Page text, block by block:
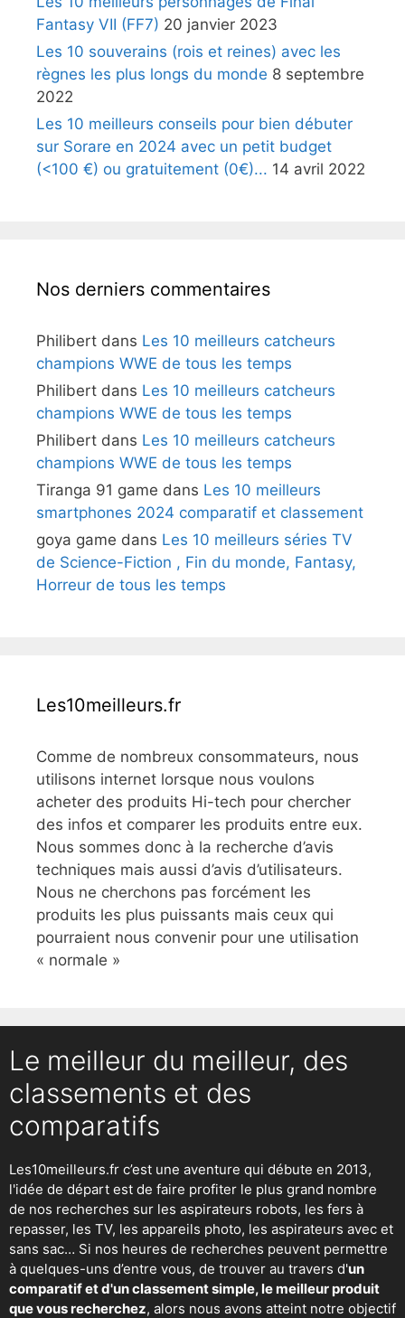
Fantasy VII (FF7) 20 janvier 2023
Les 10 souverains (rois et reines) avec les
règnes les plus longs du monde 8 septembre
2022
Les 10 meilleurs conseils pour bien débuter
sur Sorare en 2024 avec un petit budget
(<100 €) ou gratuitement (0€)... 14 avril 2022
Nos derniers commentaires
Philibert dans Les 10 meilleurs catcheurs
champions WWE de tous les temps
Philibert dans Les 10 meilleurs catcheurs
champions WWE de tous les temps
Philibert dans Les 10 meilleurs catcheurs
champions WWE de tous les temps
Tiranga 91 game dans Les 10 meilleurs
smartphones 2024 comparatif et classement
goya game dans Les 10 meilleurs séries TV
de Science-Fiction , Fin du monde, Fantasy,
Horreur de tous les temps
Les10meilleurs.fr
Comme de nombreux consommateurs, nous
utilisons internet lorsque nous voulons
acheter des produits Hi-tech pour chercher
des infos et comparer les produits entre eux.
Nous sommes donc à la recherche d’avis
techniques mais aussi d’avis d’utilisateurs.
Nous ne cherchons pas forcément les
produits les plus puissants mais ceux qui
pourraient nous convenir pour une utilisation
« normale »
Le meilleur du meilleur, des
classements et des
comparatifs
Les10meilleurs.fr c’est une aventure qui débute en 2013,
l'idée de départ est de faire profiter le plus grand nombre
de nos recherches sur les aspirateurs robots, les fers à
repasser, les TV, les appareils photo, les aspirateurs avec et
sans sac… Si nos heures de recherches peuvent permettre
à quelques-uns d’entre vous, de trouver au travers d'un
comparatif et d'un classement simple, le meilleur produit
que vous recherchez, alors nous avons atteint notre objectif